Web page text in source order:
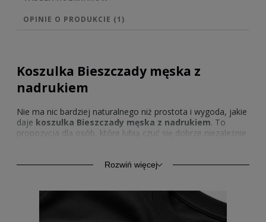
OPINIE O PRODUKCIE (1)
Koszulka Bieszczady męska z
nadrukiem
Nie ma nic bardziej naturalnego niż prostota i wygoda, jakie
daje koszulka Bieszczady męska z nadrukiem. To
propozycja dla osób, które lubią czuć się dobrze niezależnie
połonin, a przyjemny w dotyku materiał sprawia, że chętnie
przygody i spokoju, jakie oferują góry. Dla tych, którzy chcą
w dyskretny sposób pokazać swoje przywiązanie do natury,
Rozwiń więcej